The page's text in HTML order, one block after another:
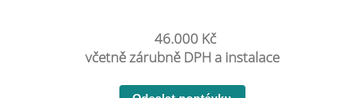
46.000 Kč
včetně zárubně DPH a instalace